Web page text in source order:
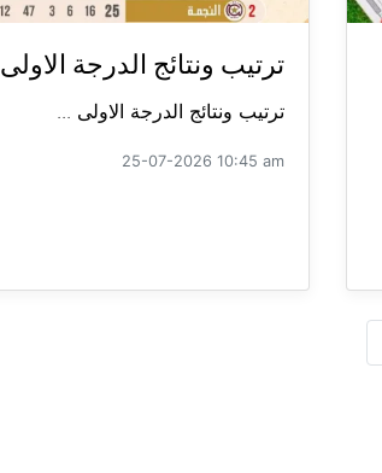
ترتيب ونتائج الدرجة الاولى
ترتيب ونتائج الدرجة الاولى ...
25-07-2026 10:45 am